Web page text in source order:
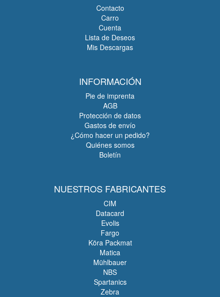
Contacto
Carro
Cuenta
Lista de Deseos
Mis Descargas
INFORMACIÓN
Pie de imprenta
AGB
Protección de datos
Gastos de envío
¿Cómo hacer un pedido?
Quiénes somos
Boletín
NUESTROS FABRICANTES
CIM
Datacard
Evolis
Fargo
Köra Packmat
Matica
Mühlbauer
NBS
Spartanics
Zebra